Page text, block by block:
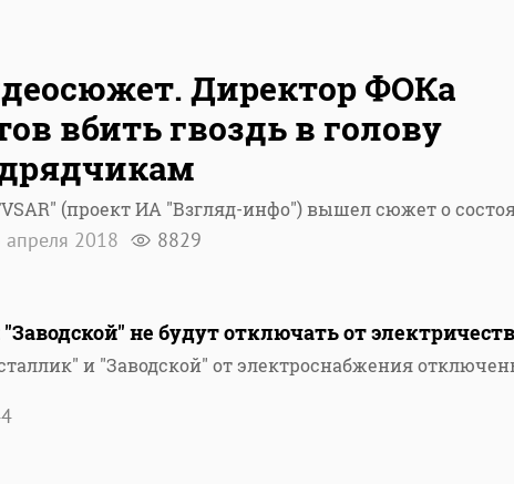
Директор ФОКа
вбить гвоздь в голову
(проект ИА "Взгляд-инфо") вышел сюжет о
апреля 2018 8829
не будут отключать от
и "Заводской" от электроснабжения